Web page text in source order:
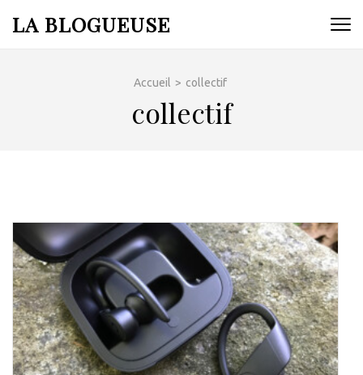
auLA BLOGUEUSE
Accueil > collectif
collectif